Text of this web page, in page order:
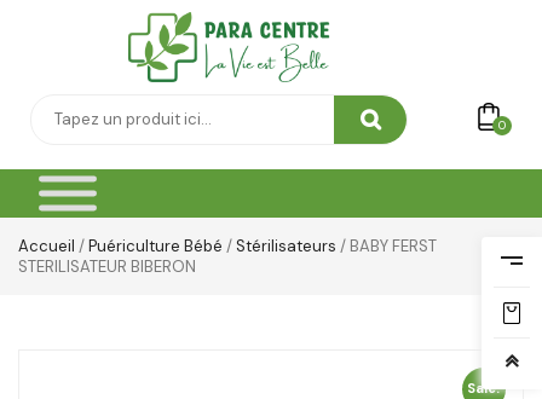
0
Accueil /Puériculture Bébé /Stérilisateurs / BABY FERST
STERILISATEUR BIBERON
Sale!
Toilette & Soin Bébé
Vêtement Amincissant
Yeux & Lévres